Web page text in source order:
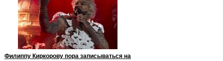
Филиппу Киркорову пора записываться на